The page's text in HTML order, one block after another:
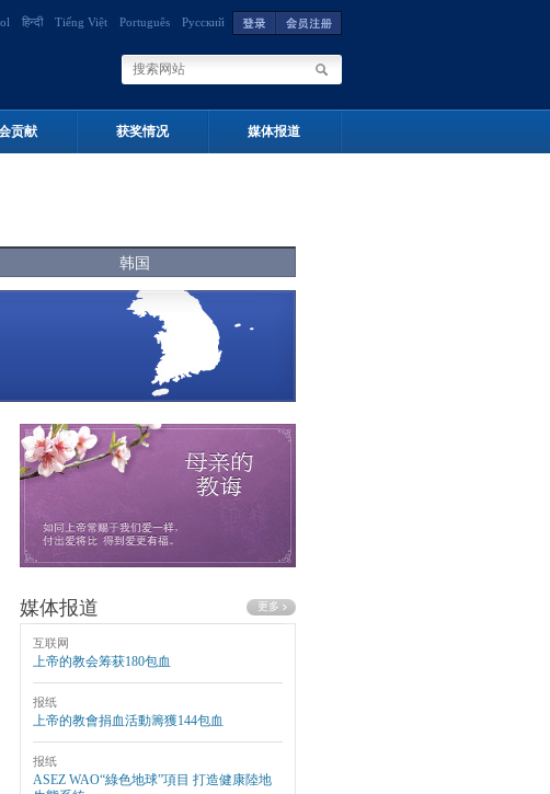
हिन्दी Tiếng Việt Português Русский
贡献 获奖情况 媒体报道
韩国
媒体报道
互联网
上帝的教会筹获180包血
报纸
上帝的教會捐血活動籌獲144包血
报纸
ASEZ WAO“綠色地球”項目 打造健康陸地